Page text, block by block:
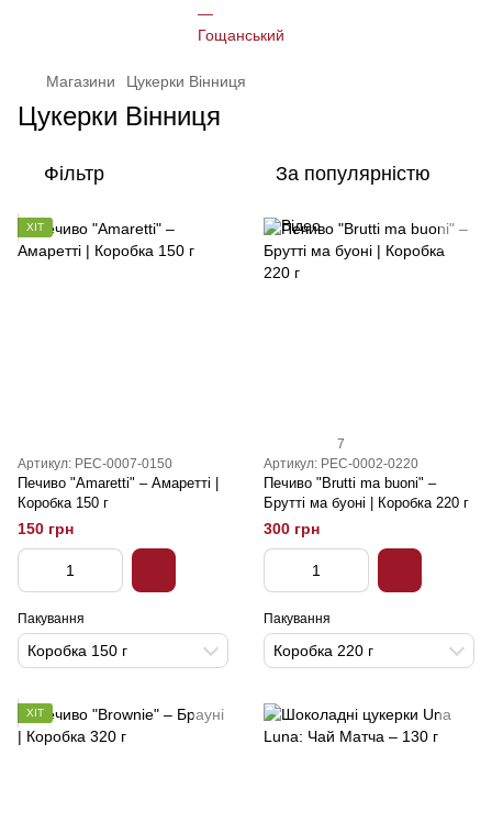
Магазини Цукерки Вінниця
Цукерки Вінниця
Фільтр За популярністю
ХІТ
Артикул: PEC-0007-0150
Печиво "Amaretti" – Амаретті |
Коробка 150 г
150 грн
Пакування
Коробка 150 г
7
Артикул: PEC-0002-0220
Печиво "Brutti ma buoni" –
Брутті ма буоні | Коробка 220 г
300 грн
Пакування
Коробка 220 г
ХІТ